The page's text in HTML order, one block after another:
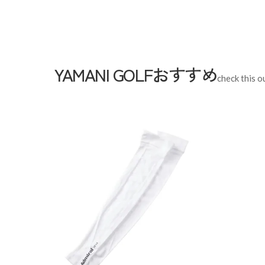
YAMANI GOLFおすすめcheck this